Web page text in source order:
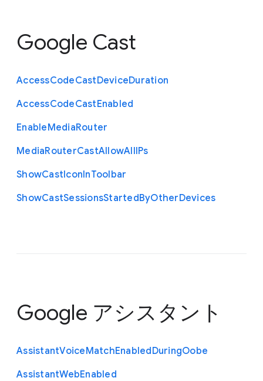
Google Cast
AccessCodeCastDeviceDuration
AccessCodeCastEnabled
EnableMediaRouter
MediaRouterCastAllowAllIPs
ShowCastIconInToolbar
ShowCastSessionsStartedByOtherDevices
Google アシスタント
AssistantVoiceMatchEnabledDuringOobe
AssistantWebEnabled